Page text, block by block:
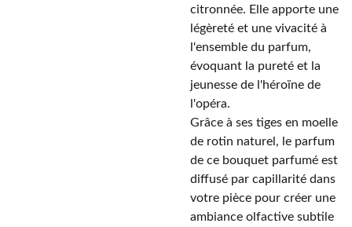
citronnée. Elle apporte une
légèreté et une vivacité à
l'ensemble du parfum,
évoquant la pureté et la
jeunesse de l'héroïne de
l'opéra.
Grâce à ses tiges en moelle
de rotin naturel, le parfum
de ce bouquet parfumé est
diffusé par capillarité dans
votre pièce pour créer une
ambiance olfactive subtile